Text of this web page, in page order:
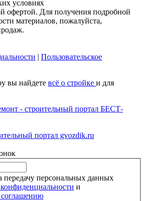
условиях
офертой. Для получения подробной
материалов, пожалуйста,
| Пользовательское
вы найдете всё о стройке и для
портал gvozdik.ru
передачу персональных данных
и
соглашению